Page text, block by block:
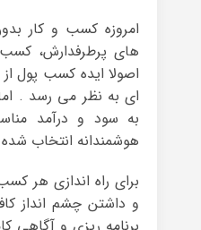
امروزه کسب و کار
های پرطرفدارش،
اصولا ایده کسب پول از
ای به نظر می رسد .
به سود و درآمد
هوشمندانه انتخاب
برای راه اندازی هر
و داشتن چشم انداز